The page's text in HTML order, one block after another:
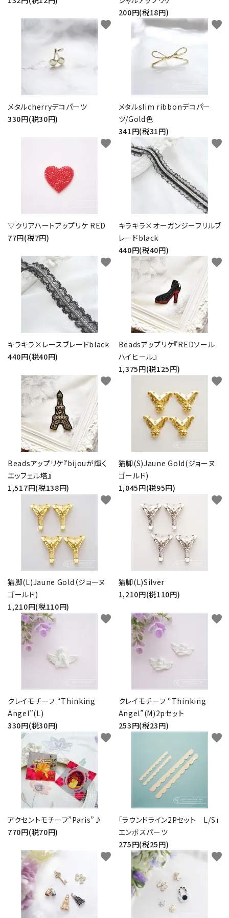
200円(税18円)
メタルcherryデコパーツ
330円(税30円)
favorite
メタルslim ribbonデコパー
ツ/Gold色
341円(税31円)
favorite
▽クリアハートアップリケ RED
77円(税7円)
favorite
キラキラ×オーガンジーフリルブ
レードblack
440円(税40円)
favorite
キラキラ×レースブレードblack
440円(税40円)
favorite
Beadsアップリケ『REDソール
ハイヒール』
1,375円(税125円)
favorite
Beadsアップリケ『bijouが輝く
エッフェル塔』
1,517円(税138円)
favorite
猫脚(S)Jaune Gold(ジョーヌ
ゴールド)
1,045円(税95円)
favorite
猫脚(L)Jaune Gold（ジョーヌ
ゴールド)
1,210円(税110円)
favorite
猫脚(L)Silver
1,210円(税110円)
favorite
クレイモチーフ “Thinking
Angel”(L)
330円(税30円)
favorite
クレイモチーフ “Thinking
Angel”(M)2pセット
253円(税23円)
favorite
アクセントモチーフ”Paris”♪
770円(税70円)
favorite
「ラウンドライン2Pセット L/S」
エンボスパーツ
275円(税25円)
favorite
favorite favorite